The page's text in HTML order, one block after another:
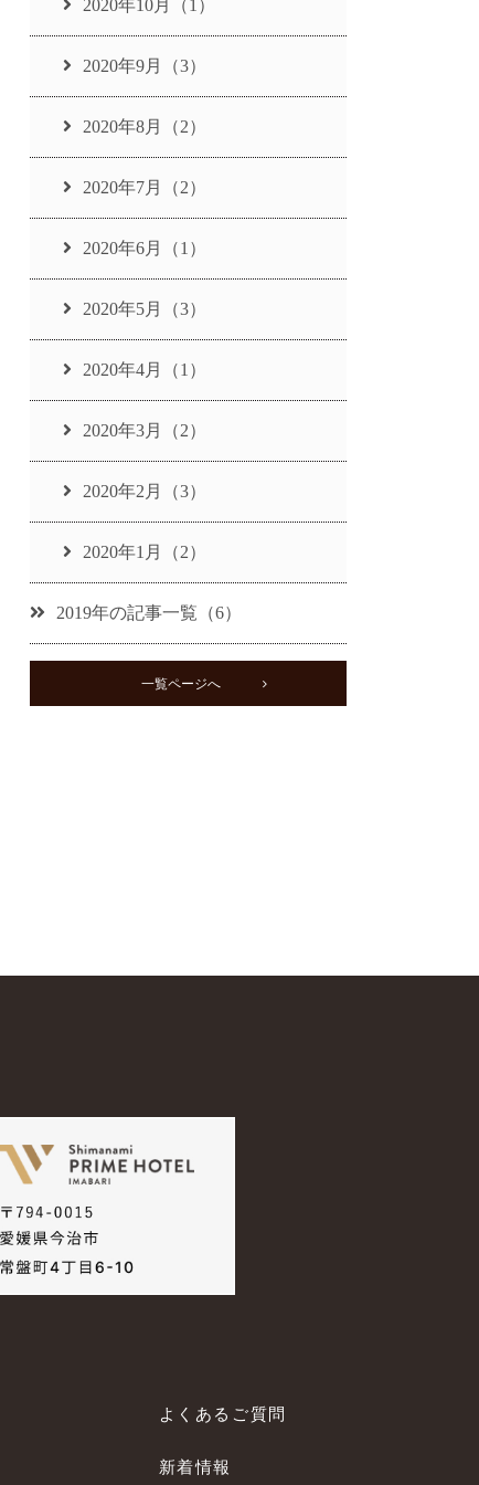
2020年10月（1）
2020年9月（3）
2020年8月（2）
2020年7月（2）
2020年6月（1）
2020年5月（3）
2020年4月（1）
2020年3月（2）
2020年2月（3）
2020年1月（2）
2019年の記事一覧（6）
一覧ページへ
よくあるご質問
新着情報